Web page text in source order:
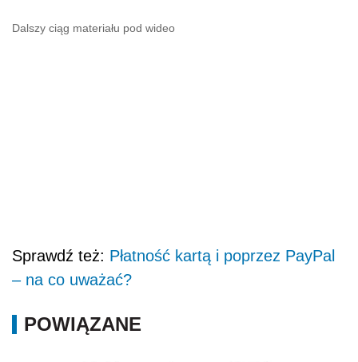
Dalszy ciąg materiału pod wideo
Sprawdź też: Płatność kartą i poprzez PayPal
– na co uważać?
POWIĄZANE